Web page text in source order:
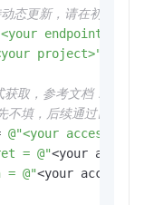
更新，请在初始化
endpoint>"
project>"
取，参考文档：采集-
不填，后续通过
@"<your
= @"<your
@"<your